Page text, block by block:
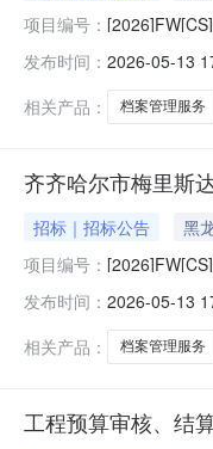
项目编号：
发布时间： 2026-05-13
相关产品：
档案管理服务
齐齐哈尔市梅里斯
招标｜招标公告
黑
项目编号：
发布时间： 2026-05-13
相关产品：
档案管理服务
工程预算审核、结